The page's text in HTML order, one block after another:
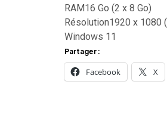
RAM16 Go (2 x 8 Go)
Résolution1920 x 1080
Windows 11
Partager :
Facebook X